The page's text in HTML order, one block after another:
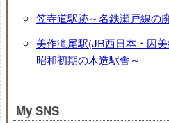
笠寺道駅跡～名鉄瀬戸線の
美作滝尾駅(JR西日本・因
昭和初期の木造駅舎～
My SNS